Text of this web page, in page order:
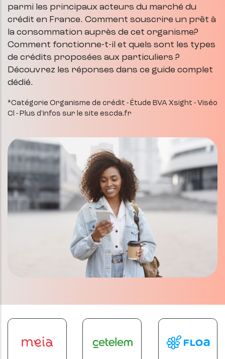
parmi les principaux acteurs du marché du
crédit en France. Comment souscrire un prêt à
la consommation auprès de cet organisme?
Comment fonctionne-t-il et quels sont les types
de crédits proposées aux particuliers ?
Découvrez les réponses dans ce guide complet
dédié.
*Catégorie Organisme de crédit - Étude BVA Xsight - Viséo
Cl - Plus d'infos sur le site escda.fr